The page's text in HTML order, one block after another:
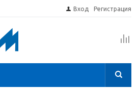
Вход Регистрация